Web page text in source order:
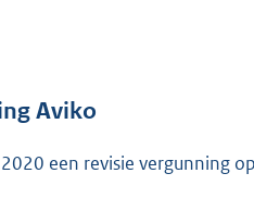
g
Aviko
een revisie vergunning